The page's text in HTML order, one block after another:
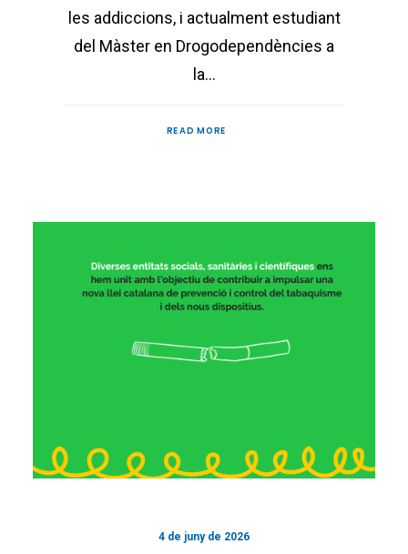
les addiccions, i actualment estudiant
del Màster en Drogodependències a
la…
READ MORE
4 de juny de 2026